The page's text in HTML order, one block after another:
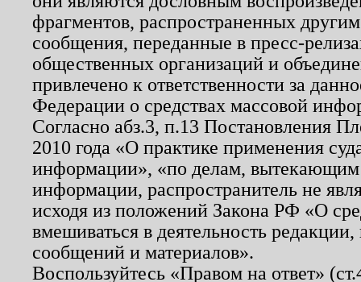
фрагментов, распространенных
сообщения, переданные в пресс-
общественных организаций и
привлечено к ответственности за
Федерации о средствах массовой
Согласно абз.3, п.13 Постановления
2010 года «О практике применения
информации», «по делам, вытекающим
информации, распространитель не
исходя из положений Закона РФ «О
вмешиваться в деятельность
сообщений и материалов».
Воспользуйтесь «Правом на ответ»